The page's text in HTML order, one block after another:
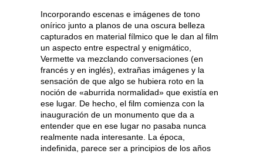
Incorporando escenas e imágenes de tono
onírico junto a planos de una oscura belleza
capturados en material fílmico que le dan al film
un aspecto entre espectral y enigmático,
Vermette va mezclando conversaciones (en
francés y en inglés), extrañas imágenes y la
sensación de que algo se hubiera roto en la
noción de «aburrida normalidad» que existía en
ese lugar. De hecho, el film comienza con la
inauguración de un monumento que da a
entender que en ese lugar no pasaba nunca
realmente nada interesante. La época,
indefinida, parece ser a principios de los años